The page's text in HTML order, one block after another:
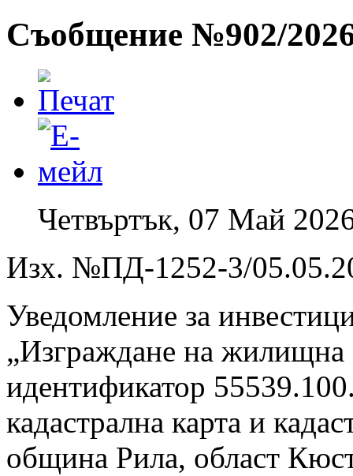
Съобщение №902/
Четвъртък, 07 Май
Изх. №ПД-1252-3/
Уведомление за
„Изграждане на жилищна
идентификатор
кадастрална карта и
община Рила, област